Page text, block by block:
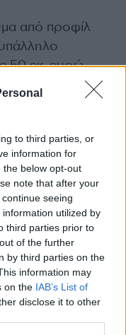
to third parties, or
information for
the below opt-out
note that after your
seeing
utilized by
third parties prior to
of the further
by third parties on the
information may
on the IAB’s List of
disclose it to other
από προφίλ
50 εκ. ευρώ
όμως στείλαμε
στο μήνυμα. Η
όσο πιο γρήγορα
θα
συνιστά να
όταν σερφάρουμε
αρχεία στο